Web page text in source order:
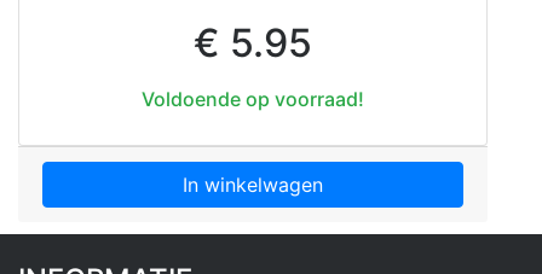
€ 5.95
Voldoende op voorraad!
In winkelwagen